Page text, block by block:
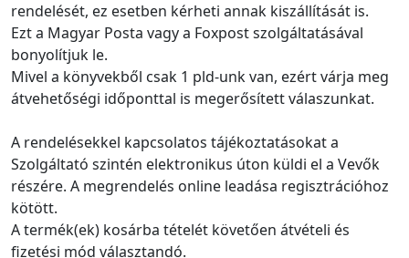
rendelését, ez esetben kérheti annak kiszállítását is.
Ezt a Magyar Posta vagy a Foxpost szolgáltatásával
bonyolítjuk le.
Mivel a könyvekből csak 1 pld-unk van, ezért várja meg
átvehetőségi időponttal is megerősített válaszunkat.
A rendelésekkel kapcsolatos tájékoztatásokat a
Szolgáltató szintén elektronikus úton küldi el a Vevők
részére. A megrendelés online leadása regisztrációhoz
kötött.
A termék(ek) kosárba tételét követően átvételi és
fizetési mód választandó.